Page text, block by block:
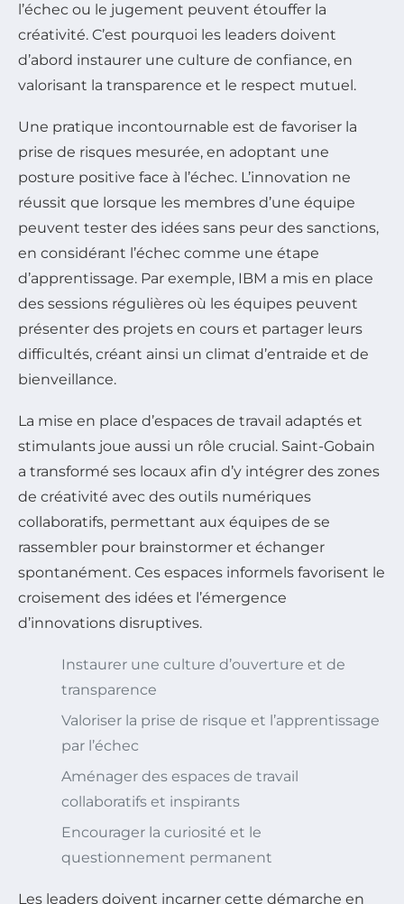
l’échec ou le jugement peuvent étouffer la
créativité. C’est pourquoi les leaders doivent
d’abord instaurer une culture de confiance, en
valorisant la transparence et le respect mutuel.
Une pratique incontournable est de favoriser la
prise de risques mesurée, en adoptant une
posture positive face à l’échec. L’innovation ne
réussit que lorsque les membres d’une équipe
peuvent tester des idées sans peur des sanctions,
en considérant l’échec comme une étape
d’apprentissage. Par exemple, IBM a mis en place
des sessions régulières où les équipes peuvent
présenter des projets en cours et partager leurs
difficultés, créant ainsi un climat d’entraide et de
bienveillance.
La mise en place d’espaces de travail adaptés et
stimulants joue aussi un rôle crucial. Saint-Gobain
a transformé ses locaux afin d’y intégrer des zones
de créativité avec des outils numériques
collaboratifs, permettant aux équipes de se
rassembler pour brainstormer et échanger
spontanément. Ces espaces informels favorisent le
croisement des idées et l’émergence
d’innovations disruptives.
Instaurer une culture d’ouverture et de
transparence
Valoriser la prise de risque et l’apprentissage
par l’échec
Aménager des espaces de travail
collaboratifs et inspirants
Encourager la curiosité et le
questionnement permanent
Les leaders doivent incarner cette démarche en